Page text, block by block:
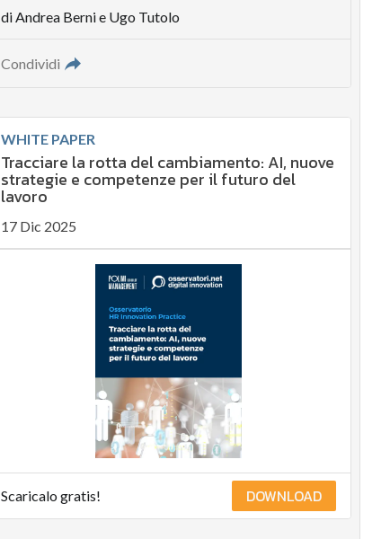
di Andrea Bernie Ugo Tutolo
Condividi
WHITE PAPER
Tracciare la rotta del cambiamento: AI, nuove
strategie e competenze per il futuro del
lavoro
17 Dic 2025
Scaricalo gratis! DOWNLOAD